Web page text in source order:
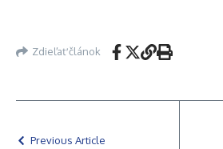
Zdieľať článok
Previous Article